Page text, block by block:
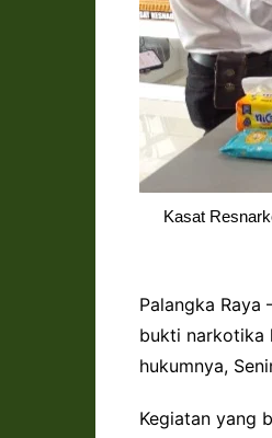
Kasat
Palangka Raya
bukti narkotika
hukumnya,
Kegiatan yang